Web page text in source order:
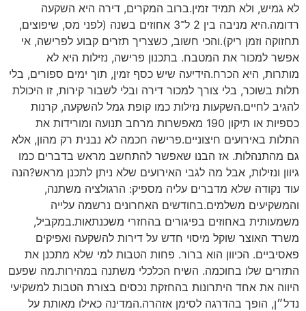
לא גמיש, ולא תמיד זמין.ברוב המקרים, דירה היא השקעה
רדומה.היא מניבה בין 2 ל־3 אחוזים בשנה (לפני מס, שיפוצים,
תחזוקה וזמן ריק).והכי חשוב, כשצריך תזרים קבוע לפרישה, אי
אפשר למכור את המטבח. בתכנון פרישה, נזילות היא לא
מותרות, היא הכרח.הידיעה שיש כסף זמין, תוך ימים ספורים, בלי
תלות בשוכר, בלי צורך למכור דירה ובלי לשבור קירות, זו היכולת
להגיב לחיים.השקעות נזילות כמו קופת גמל להשקעה, קרנות
כספיות או תיקון 190 מאפשרות מרחב תנועה ומורידות את
התלות באירועים חיצוניים.פרישה חכמה לא נבנית רק מהון, אלא
גם מהתנהלות. אז הבנו שאפשר להתחשב מראש בדברים כמו
גיוון ונזילות, אבל מה לגבי האירועים שלא ניתן לתכנן מראש?הנה
עוד נקודה שלא מדברים עליה מספיק: הרגולציה משתנה,
והמשקיעים משלמים.בחודשים האחרונים נרשמה עלייה
משמעותית באחוזים בפיגורים בהחזרי משכנתאות.במקביל,
משרד האוצר שוקל מיסוי חדש על דירות להשקעה ואפיקים
פאסיביים. הכיוון הוא ברור. פחות הטבות למי שלא מתכנן את
התזרים שלו בחוכמה. השיח הכלכלי משתנה במהירות.מה שפעם
היווה את אחד היתרונות בהחזקת נכסים בצורת הטבות למשקיעי
נדל״ן, הופך בהדרגה לסימן אזהרה.המדינה כאילו מאותת על